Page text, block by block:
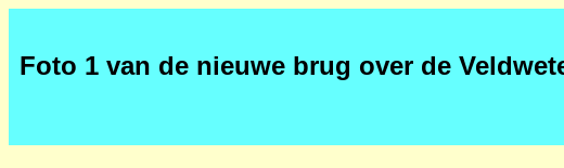
Foto 1 van de nieuwe brug over de